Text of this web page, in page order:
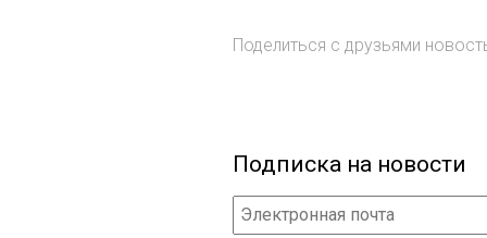
Поделиться с друзьями
Подписка на новости